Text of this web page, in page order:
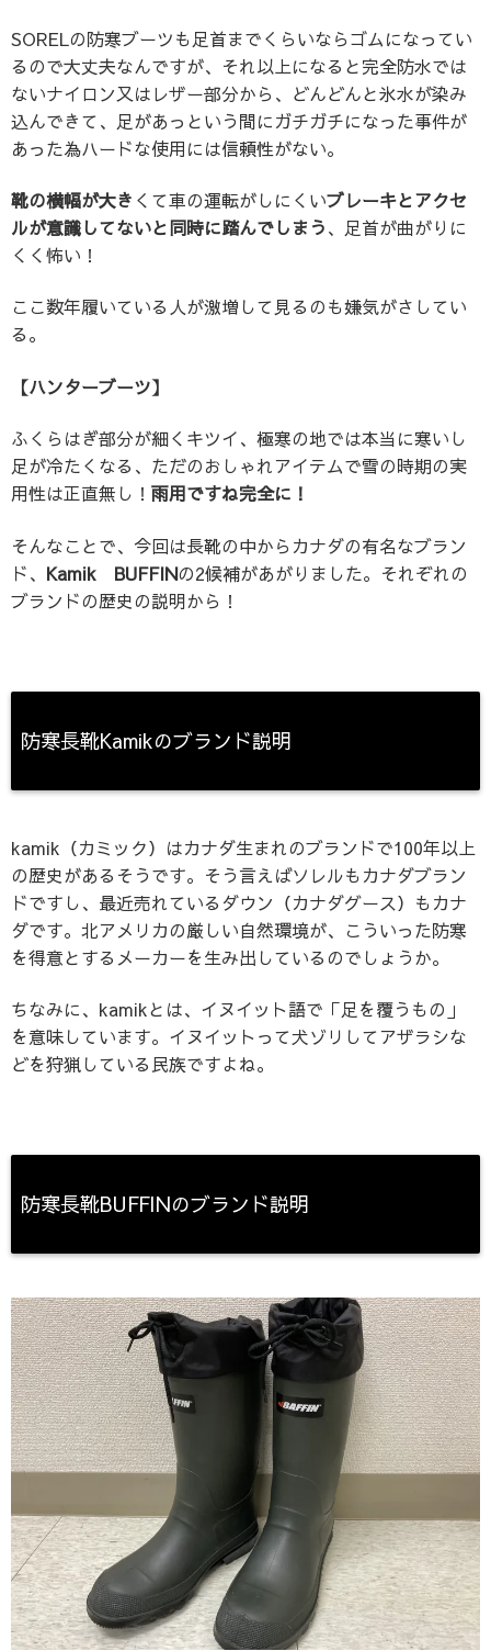
SORELの防寒ブーツも足首までくらいならゴムになってい
るので大丈夫なんですが、それ以上になると完全防水では
ないナイロン又はレザー部分から、どんどんと氷水が染み
込んできて、足があっという間にガチガチになった事件が
あった為ハードな使用には信頼性がない。
靴の横幅が大き くて車の運転がしにくいブレーキとアクセ
ルが意識してないと同時に踏んでしまう、足首が曲がりに
くく怖い！
ここ数年履いている人が激増して見るのも嫌気がさしてい
る。
【ハンターブーツ】
ふくらはぎ部分が細くキツイ、極寒の地では本当に寒いし
足が冷たくなる、ただのおしゃれアイテムで雪の時期の実
用性は正直無し！ 雨用ですね完全に！
そんなことで、今回は長靴の中からカナダの有名なブラン
ド、 Kamik BUFFINの2候補があがりました。それぞれの
ブランドの歴史の説明から！
防寒長靴Kamikのブランド説明
kamik（カミック） はカナダ生まれのブランドで100年以上
の歴史があるそうです。そう言えばソレルもカナダブラン
ドですし、最近売れているダウン（カナダグース）もカナ
ダです。北アメリカの厳しい自然環境が、こういった防寒
を得意とするメーカーを生み出しているのでしょうか。
ちなみに、kamikとは、イヌイット語で「足を覆うもの」
を意味しています。イヌイットって犬ゾリしてアザラシな
どを狩猟している民族ですよね。
防寒長靴BUFFINのブランド説明